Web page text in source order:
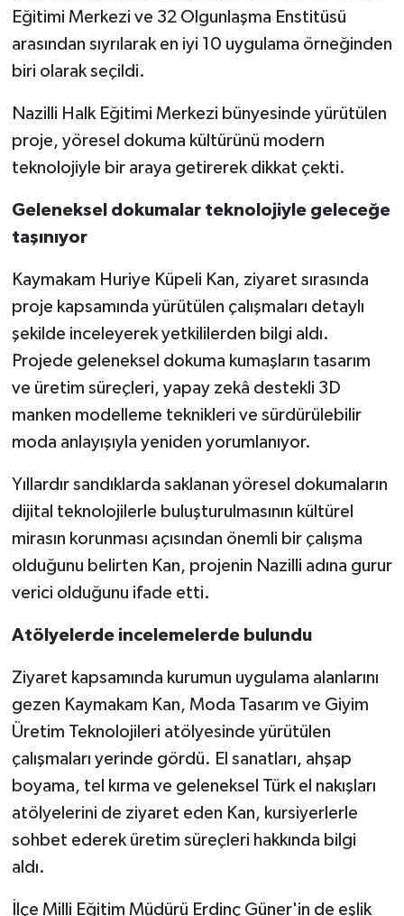
Eğitimi Merkezi ve 32 Olgunlaşma Enstitüsü
arasından sıyrılarak en iyi 10 uygulama örneğinden
biri olarak seçildi.
Nazilli Halk Eğitimi Merkezi bünyesinde yürütülen
proje, yöresel dokuma kültürünü modern
teknolojiyle bir araya getirerek dikkat çekti.
Geleneksel dokumalar teknolojiyle geleceğe
taşınıyor
Kaymakam Huriye Küpeli Kan, ziyaret sırasında
proje kapsamında yürütülen çalışmaları detaylı
şekilde inceleyerek yetkililerden bilgi aldı.
Projede geleneksel dokuma kumaşların tasarım
ve üretim süreçleri, yapay zekâ destekli 3D
manken modelleme teknikleri ve sürdürülebilir
moda anlayışıyla yeniden yorumlanıyor.
Yıllardır sandıklarda saklanan yöresel dokumaların
dijital teknolojilerle buluşturulmasının kültürel
mirasın korunması açısından önemli bir çalışma
olduğunu belirten Kan, projenin Nazilli adına gurur
verici olduğunu ifade etti.
Atölyelerde incelemelerde bulundu
Ziyaret kapsamında kurumun uygulama alanlarını
gezen Kaymakam Kan, Moda Tasarım ve Giyim
Üretim Teknolojileri atölyesinde yürütülen
çalışmaları yerinde gördü. El sanatları, ahşap
boyama, tel kırma ve geleneksel Türk el nakışları
atölyelerini de ziyaret eden Kan, kursiyerlerle
sohbet ederek üretim süreçleri hakkında bilgi
aldı.
İlçe Milli Eğitim Müdürü Erdinç Güner'in de eşlik